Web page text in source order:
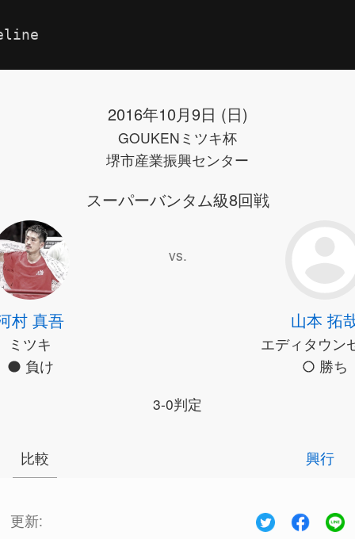
2016年10月9日 (日)
GOUKENミツキ杯
堺市産業振興センター
スーパーバンタム級8回戦
村 真吾
ミツキ
負け
vs.
山本 拓
エディタウン
勝ち
3-0判定
比較 興行
更新: